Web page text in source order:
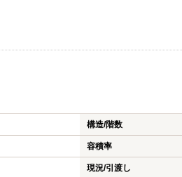
幸手市の土地
蓮田市の新築一戸建て
構造/階数
容積率
現況/引渡し